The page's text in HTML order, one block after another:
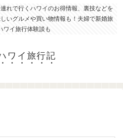
れで行くハワイのお得情報、裏技などを
いグルメや買い物情報も！夫婦で新婚旅
ワイ旅行体験談も
ワイ旅行記